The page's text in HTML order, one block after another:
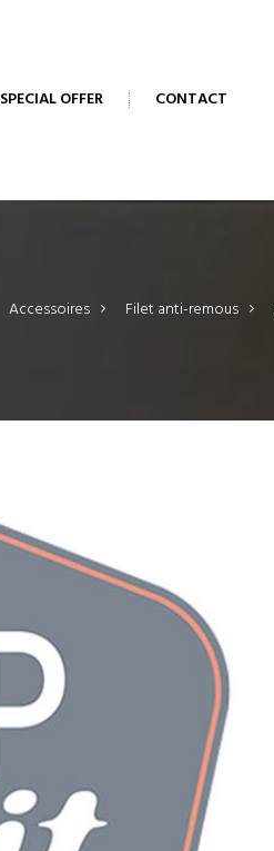
SPECIAL OFFER CONTACT
Accessoires > Filet anti-remous >